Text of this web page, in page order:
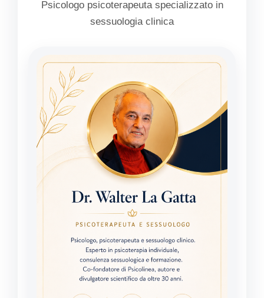
Psicologo psicoterapeuta specializzato in
sessuologia clinica